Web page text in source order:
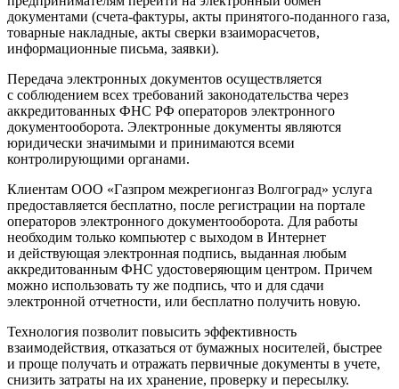
документами (счета-фактуры, акты принятого-поданного газа,
товарные накладные, акты сверки взаиморасчетов,
информационные письма, заявки).
Передача электронных документов осуществляется
с соблюдением всех требований законодательства через
аккредитованных ФНС РФ операторов электронного
документооборота. Электронные документы являются
юридически значимыми и принимаются всеми
контролирующими органами.
Клиентам ООО «Газпром межрегионгаз Волгоград» услуга
предоставляется бесплатно, после регистрации на портале
операторов электронного документооборота. Для работы
необходим только компьютер с выходом в Интернет
и действующая электронная подпись, выданная любым
аккредитованным ФНС удостоверяющим центром. Причем
можно использовать ту же подпись, что и для сдачи
электронной отчетности, или бесплатно получить новую.
Технология позволит повысить эффективность
взаимодействия, отказаться от бумажных носителей, быстрее
и проще получать и отражать первичные документы в учете,
снизить затраты на их хранение, проверку и пересылку.